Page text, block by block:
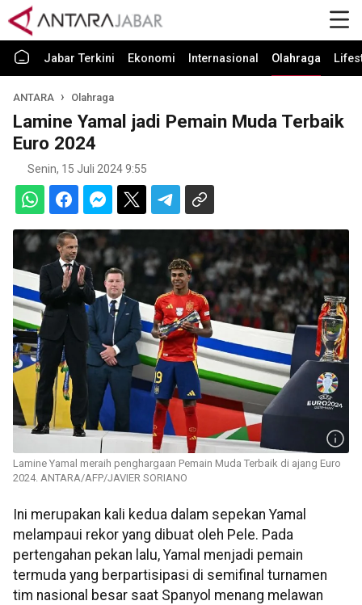
Jabar Terkini Ekonomi Internasional Olahraga
ANTARA Olahraga
Lamine Yamal jadi Pemain Muda Terbaik
Euro 2024
Senin, 15 Juli 2024 9:55
Lamine Yamal meraih penghargaan Pemain Muda Terbaik di ajang Euro
2024. ANTARA/AFP/JAVIER SORIANO
Ini merupakan kali kedua dalam sepekan Yamal
melampaui rekor yang dibuat oleh Pele. Pada
pertengahan pekan lalu, Yamal menjadi pemain
termuda yang berpartisipasi di semifinal turnamen
tim nasional besar saat Spanyol menang melawan